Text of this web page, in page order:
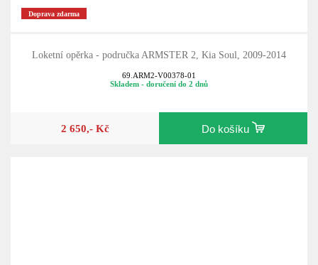
Doprava zdarma
Loketní opěrka - područka ARMSTER 2, Kia Soul, 2009-2014
69.ARM2-V00378-01
Skladem - doručení do 2 dnů
2 650,- Kč Do košíku